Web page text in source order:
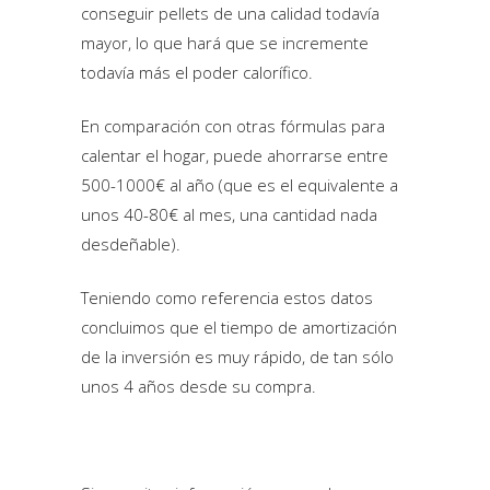
conseguir pellets de una calidad todavía
mayor, lo que hará que se incremente
todavía más el poder calorífico.
En comparación con otras fórmulas para
calentar el hogar, puede ahorrarse entre
500-1000€ al año (que es el equivalente a
unos 40-80€ al mes, una cantidad nada
desdeñable).
Teniendo como referencia estos datos
concluimos que el tiempo de amortización
de la inversión es muy rápido, de tan sólo
unos 4 años desde su compra.